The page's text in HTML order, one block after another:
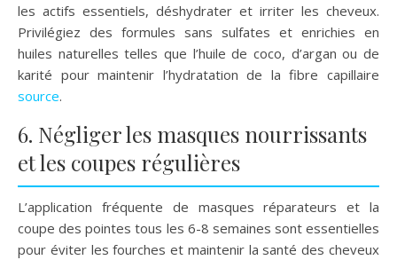
les actifs essentiels, déshydrater et irriter les cheveux.
Privilégiez des formules sans sulfates et enrichies en
huiles naturelles telles que l’huile de coco, d’argan ou de
karité pour maintenir l’hydratation de la fibre capillaire
source.
6. Négliger les masques nourrissants
et les coupes régulières
L’application fréquente de masques réparateurs et la
coupe des pointes tous les 6-8 semaines sont essentielles
pour éviter les fourches et maintenir la santé des cheveux